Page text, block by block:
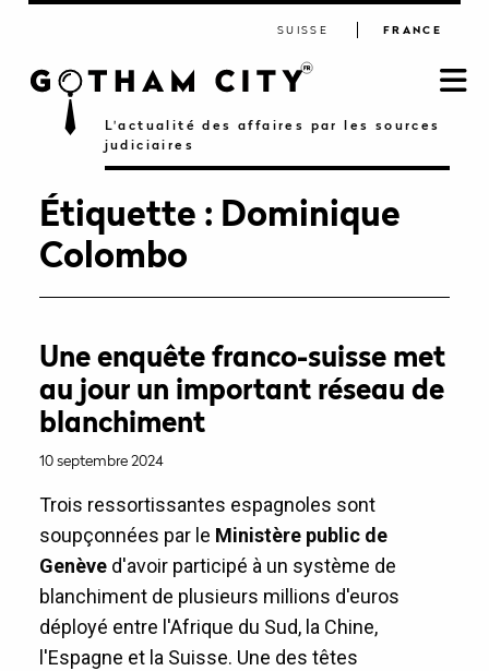
L'actualité des affaires par les sources
judiciaires
SUISSE FRANCE
Étiquette : Dominique
Colombo
Une enquête franco-suisse met
au jour un important réseau de
blanchiment
10 septembre 2024
Trois ressortissantes espagnoles sont
soupçonnées par le Ministère public de
Genèved'avoir participé à un système de
blanchiment de plusieurs millions d'euros
déployé entre l'Afrique du Sud, la Chine,
l'Espagne et la Suisse. Une des têtes